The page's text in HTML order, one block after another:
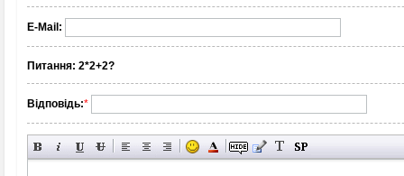
E-Mail:
Питання: 2*2+2?
Відповідь:*